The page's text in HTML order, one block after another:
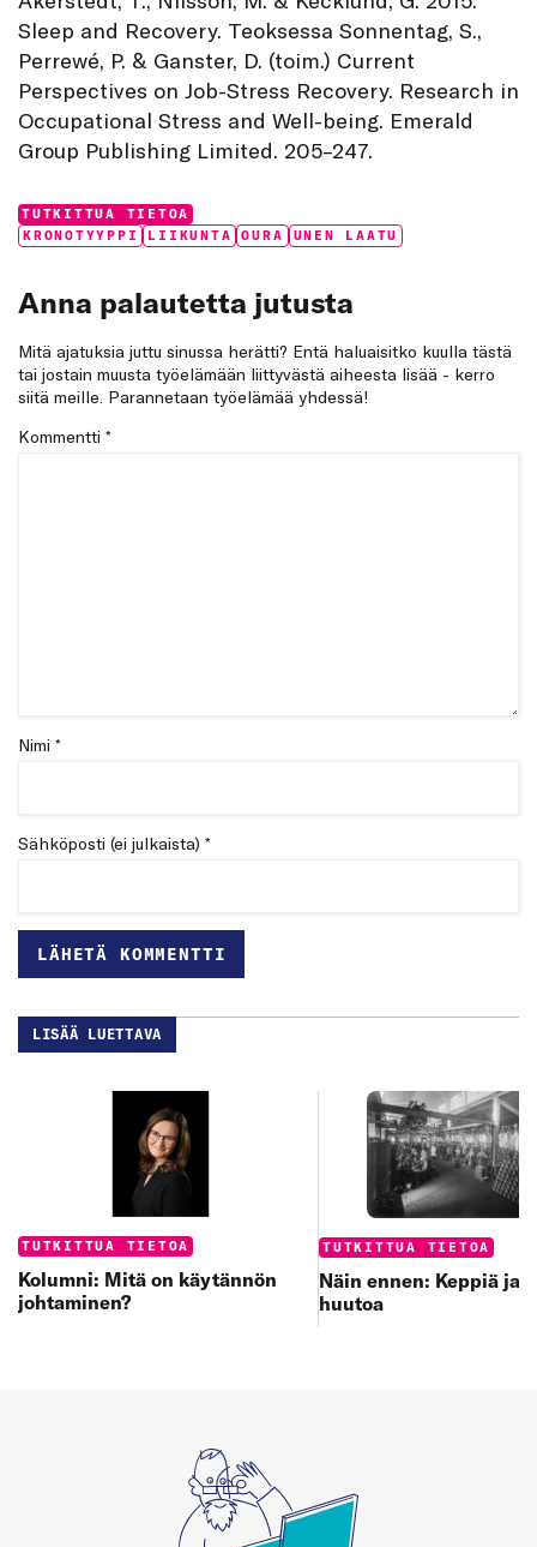
Sleep and Recovery. Teoksessa Sonnentag, S.,
Perrewé, P. & Ganster, D. (toim.) Current
Perspectives on Job-Stress Recovery. Research in
Occupational Stress and Well-being. Emerald
Group Publishing Limited. 205–247.
Categories:
TUTKITTUA TIETOA
Tags:
KRONOTYYPPI LIIKUNTA OURA UNEN LAATU
Anna palautetta jutusta
Mitä ajatuksia juttu sinussa herätti? Entä haluaisitko kuulla tästä
tai jostain muusta työelämään liittyvästä aiheesta lisää - kerro
siitä meille. Parannetaan työelämää yhdessä!
Kommentti *
Nimi *
Sähköposti (ei julkaista) *
LISÄÄ LUETTAVA
Categories:
TUTKITTUA TIETOA
Kolumni: Mitä on käytännön
johtaminen?
Categories:
TUTKITTUA TIETOA
Näin ennen: Keppiä ja
huutoa